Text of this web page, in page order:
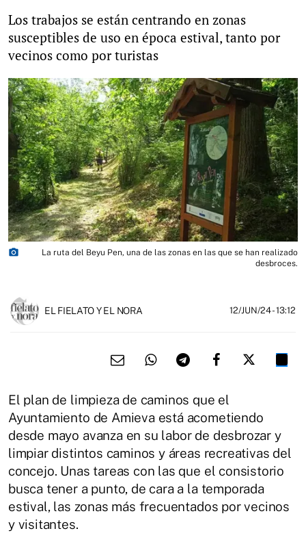
Los trabajos se están centrando en zonas
susceptibles de uso en época estival, tanto por
vecinos como por turistas
photo_camera
La ruta del Beyu Pen, una de las zonas en las que se han realizado
desbroces.
EL FIELATO Y EL NORA 12/JUN/24- 13:12
El plan de limpieza de caminos que el
Ayuntamiento de Amieva está acometiendo
desde mayo avanza en su labor de desbrozar y
limpiar distintos caminos y áreas recreativas del
concejo. Unas tareas con las que el consistorio
busca tener a punto, de cara a la temporada
estival, las zonas más frecuentados por vecinos
y visitantes.